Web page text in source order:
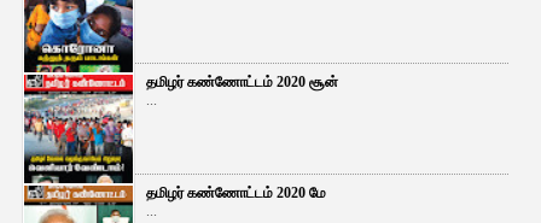
தமிழர் கண்ணோட்டம் 2020 சூன்
...
தமிழர் கண்ணோட்டம் 2020 மே
...